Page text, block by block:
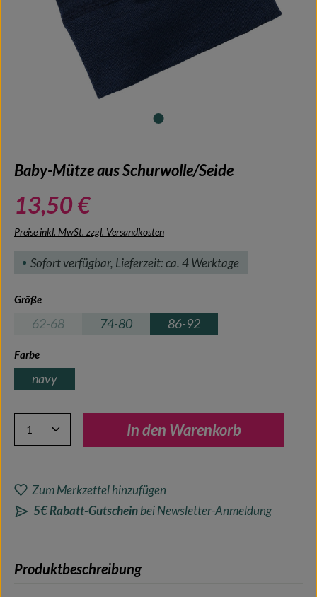
Baby-Mütze aus Schurwolle/Seide
13,50 €
Preise inkl. MwSt. zzgl. Versandkosten
Sofort verfügbar, Lieferzeit: ca. 4 Werktage
Größeauswählen
62-68
(Diese Option ist zurzeit nicht verfügbar.)
74-80 86-92
Farbeauswählen
navy
Produkt Anzahl: Gib den gewünschten Wert ein oder
In den Warenkorb
Zum Merkzettel hinzufügen
5€ Rabatt-Gutscheinbei Newsletter-Anmeldung
Produktbeschreibung